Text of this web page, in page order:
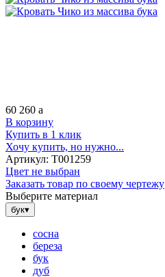
60 260 a
В корзину
Купить в 1 клик
Хочу купить, но нужно...
Артикул: Т001259
Цвет не выбран
Заказать товар по своему чертежу
Выберите материал
бук▾
сосна
береза
бук
дуб